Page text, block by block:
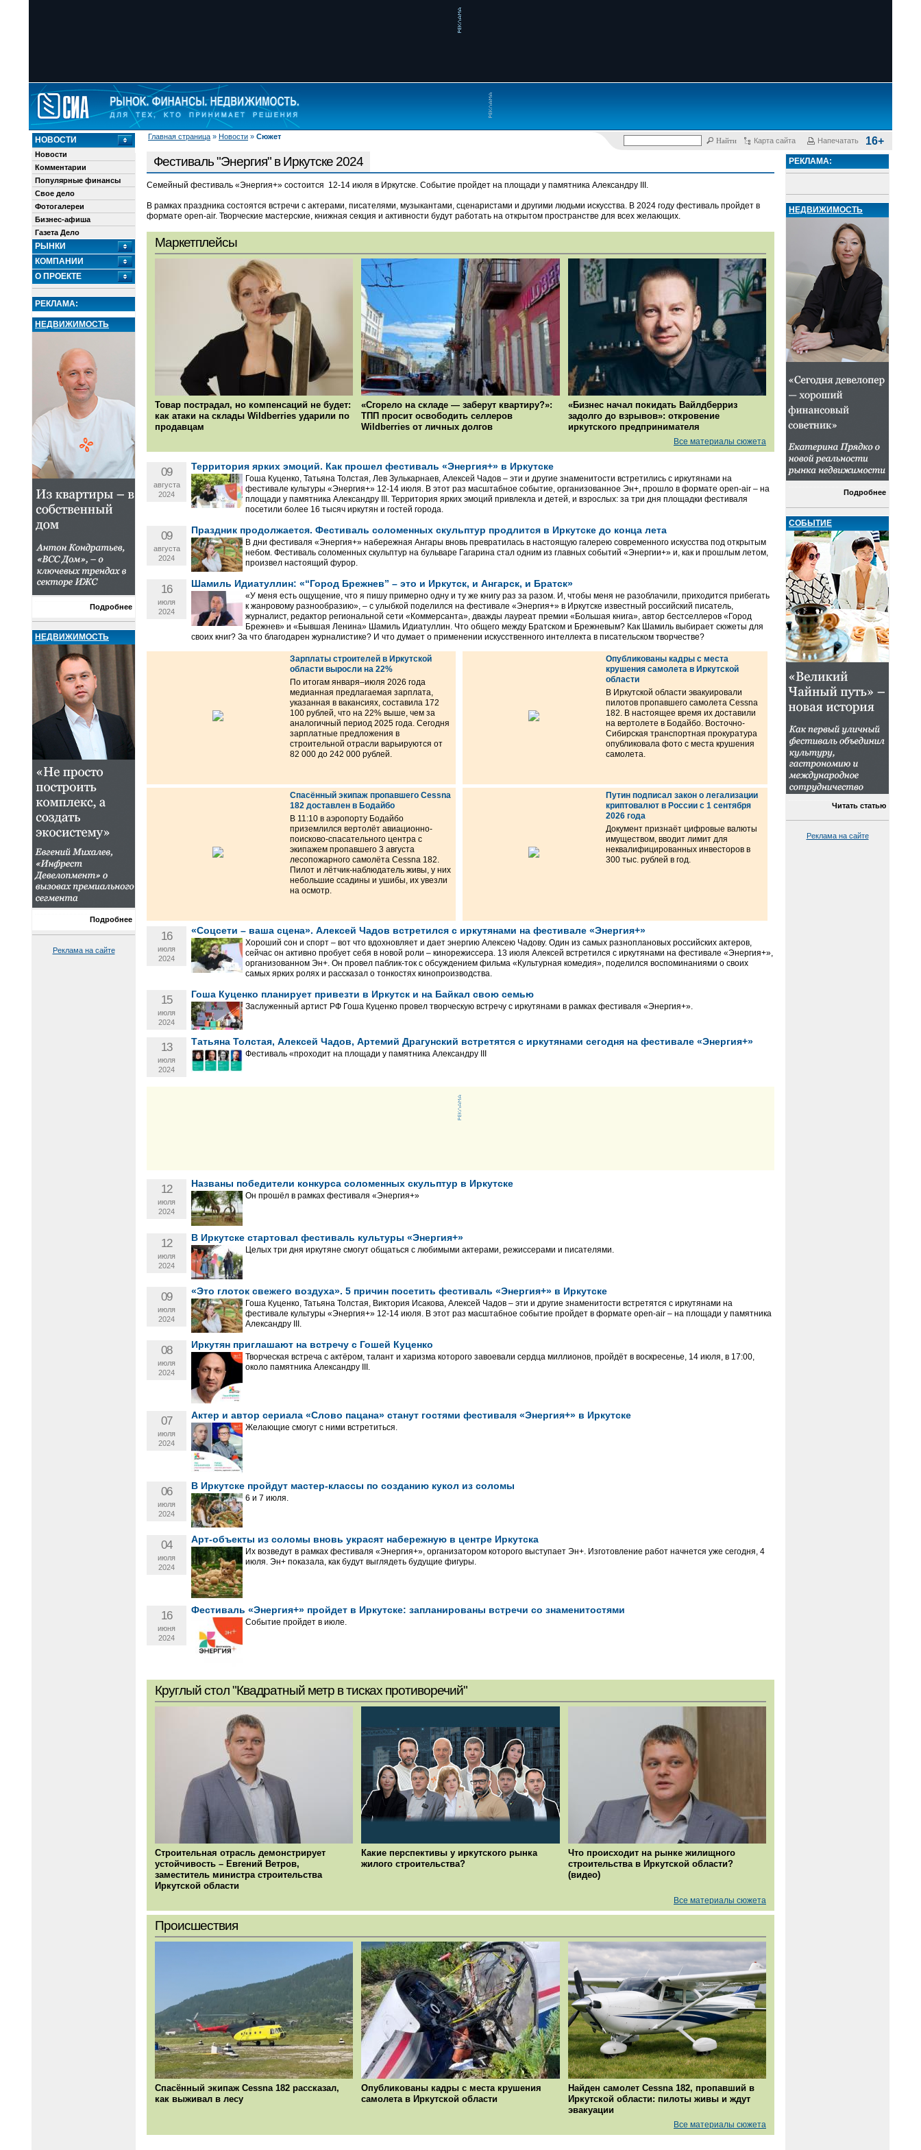
Главная страница » Новости » Сюжет
Карта сайта Напечатать 16+
НОВОСТИ
Новости
Комментарии
Популярные финансы
Свое дело
Фотогалереи
Бизнес-афиша
Газета Дело
РЫНКИ
КОМПАНИИ
О ПРОЕКТЕ
РЕКЛАМА:
НЕДВИЖИМОСТЬ
Подробнее
НЕДВИЖИМОСТЬ
Подробнее
Реклама на сайте
Фестиваль "Энергия" в Иркутске 2024
Семейный фестиваль «Энергия+» состоится 12-14 июля в Иркутске. Событие пройдет на площади у памятника Александру III.
В рамках праздника состоятся встречи с актерами, писателями, музыкантами, сценаристами и другими людьми искусства. В 2024 году фестиваль пройдет в
формате open-air. Творческие мастерские, книжная секция и активности будут работать на открытом пространстве для всех желающих.
Маркетплейсы
Товар пострадал, но компенсаций не будет:
как атаки на склады Wildberries ударили по
продавцам
«Сгорело на складе — заберут квартиру?»:
ТПП просит освободить селлеров
Wildberries от личных долгов
«Бизнес начал покидать Вайлдберриз
задолго до взрывов»: откровение
иркутского предпринимателя
Все материалы сюжета
09
августа
2024
Территория ярких эмоций. Как прошел фестиваль «Энергия+» в Иркутске
Гоша Куценко, Татьяна Толстая, Лев Зулькарнаев, Алексей Чадов – эти и другие знаменитости встретились с иркутянами на
фестивале культуры «Энергия+» 12-14 июля. В этот раз масштабное событие, организованное Эн+, прошло в формате open-air – на
площади у памятника Александру III. Территория ярких эмоций привлекла и детей, и взрослых: за три дня площадки фестиваля
посетили более 16 тысяч иркутян и гостей города.
09
августа
2024
Праздник продолжается. Фестиваль соломенных скульптур продлится в Иркутске до конца лета
В дни фестиваля «Энергия+» набережная Ангары вновь превратилась в настоящую галерею современного искусства под открытым
небом. Фестиваль соломенных скульптур на бульваре Гагарина стал одним из главных событий «Энергии+» и, как и прошлым летом,
произвел настоящий фурор.
16
июля
2024
Шамиль Идиатуллин: «“Город Брежнев” – это и Иркутск, и Ангарск, и Братск»
«У меня есть ощущение, что я пишу примерно одну и ту же книгу раз за разом. И, чтобы меня не разоблачили, приходится прибегать
к жанровому разнообразию», – с улыбкой поделился на фестивале «Энергия+» в Иркутске известный российский писатель,
журналист, редактор региональной сети «Коммерсанта», дважды лауреат премии «Большая книга», автор бестселлеров «Город
Брежнев» и «Бывшая Ленина» Шамиль Идиатуллин. Что общего между Братском и Брежневым? Как Шамиль выбирает сюжеты для
своих книг? За что благодарен журналистике? И что думает о применении искусственного интеллекта в писательском творчестве?
Зарплаты строителей в Иркутской
области выросли на 22%
По итогам января–июля 2026 года
медианная предлагаемая зарплата,
указанная в вакансиях, составила 172
100 рублей, что на 22% выше, чем за
аналогичный период 2025 года. Сегодня
зарплатные предложения в
строительной отрасли варьируются от
82 000 до 242 000 рублей.
Опубликованы кадры с места
крушения самолета в Иркутской
области
В Иркутской области эвакуировали
пилотов пропавшего самолета Cessna
182. В настоящее время их доставили
на вертолете в Бодайбо. Восточно-
Сибирская транспортная прокуратура
опубликовала фото с места крушения
самолета.
Спасённый экипаж пропавшего Cessna
182 доставлен в Бодайбо
В 11:10 в аэропорту Бодайбо
приземлился вертолёт авиационно-
поисково-спасательного центра с
экипажем пропавшего 3 августа
лесопожарного самолёта Cessna 182.
Пилот и лётчик-наблюдатель живы, у них
небольшие ссадины и ушибы, их увезли
на осмотр.
Путин подписал закон о легализации
криптовалют в России с 1 сентября
2026 года
Документ признаёт цифровые валюты
имуществом, вводит лимит для
неквалифицированных инвесторов в
300 тыс. рублей в год.
16
июля
2024
«Соцсети – ваша сцена». Алексей Чадов встретился с иркутянами на фестивале «Энергия+»
Хороший сон и спорт – вот что вдохновляет и дает энергию Алексею Чадову. Один из самых разноплановых российских актеров,
сейчас он активно пробует себя в новой роли – кинорежиссера. 13 июля Алексей встретился с иркутянами на фестивале «Энергия+»,
организованном Эн+. Он провел паблик-ток с обсуждением фильма «Культурная комедия», поделился воспоминаниями о своих
самых ярких ролях и рассказал о тонкостях кинопроизводства.
15
июля
2024
Гоша Куценко планирует привезти в Иркутск и на Байкал свою семью
Заслуженный артист РФ Гоша Куценко провел творческую встречу с иркутянами в рамках фестиваля «Энергия+».
13
июля
2024
Татьяна Толстая, Алексей Чадов, Артемий Драгунский встретятся с иркутянами сегодня на фестивале «Энергия+»
Фестиваль «проходит на площади у памятника Александру III
12
июля
2024
Названы победители конкурса соломенных скульптур в Иркутске
Он прошёл в рамках фестиваля «Энергия+»
12
июля
2024
В Иркутске стартовал фестиваль культуры «Энергия+»
Целых три дня иркутяне смогут общаться с любимыми актерами, режиссерами и писателями.
09
июля
2024
«Это глоток свежего воздуха». 5 причин посетить фестиваль «Энергия+» в Иркутске
Гоша Куценко, Татьяна Толстая, Виктория Исакова, Алексей Чадов – эти и другие знаменитости встретятся с иркутянами на
фестивале культуры «Энергия+» 12-14 июля. В этот раз масштабное событие пройдет в формате open-air – на площади у памятника
Александру III.
08
июля
2024
Иркутян приглашают на встречу с Гошей Куценко
Творческая встреча с актёром, талант и харизма которого завоевали сердца миллионов, пройдёт в воскресенье, 14 июля, в 17:00,
около памятника Александру III.
07
июля
2024
Актер и автор сериала «Слово пацана» станут гостями фестиваля «Энергия+» в Иркутске
Желающие смогут с ними встретиться.
06
июля
2024
В Иркутске пройдут мастер-классы по созданию кукол из соломы
6 и 7 июля.
04
июля
2024
Арт-объекты из соломы вновь украсят набережную в центре Иркутска
Их возведут в рамках фестиваля «Энергия+», организатором которого выступает Эн+. Изготовление работ начнется уже сегодня, 4
июля. Эн+ показала, как будут выглядеть будущие фигуры.
16
июня
2024
Фестиваль «Энергия+» пройдет в Иркутске: запланированы встречи со знаменитостями
Событие пройдет в июле.
Круглый стол "Квадратный метр в тисках противоречий"
Строительная отрасль демонстрирует
устойчивость – Евгений Ветров,
заместитель министра строительства
Иркутской области
Какие перспективы у иркутского рынка
жилого строительства?
Что происходит на рынке жилищного
строительства в Иркутской области?
(видео)
Все материалы сюжета
Происшествия
Спасённый экипаж Cessna 182 рассказал,
как выживал в лесу
Опубликованы кадры с места крушения
самолета в Иркутской области
Найден самолет Cessna 182, пропавший в
Иркутской области: пилоты живы и ждут
эвакуации
Все материалы сюжета
РЕКЛАМА:
НЕДВИЖИМОСТЬ
Подробнее
СОБЫТИЕ
Читать статью
Реклама на сайте